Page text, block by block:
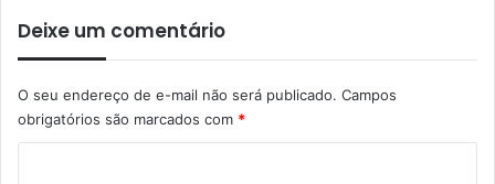
Deixe um comentário
O seu endereço de e-mail não será publicado. Campos
obrigatórios são marcados com *